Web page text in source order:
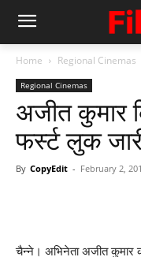
Home Regional Cinemas
Regional Cinemas
अजीत कुमार
फर्स्‍ट लुक
By CopyEdit - February 2,
चैन्‍ने। अभिनेता अजीत कुमार